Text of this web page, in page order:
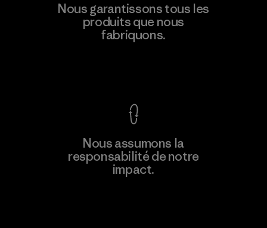
Nous garantissons tous les
produits que nous
fabriquons.
Nous assumons la
responsabilité de notre
impact.